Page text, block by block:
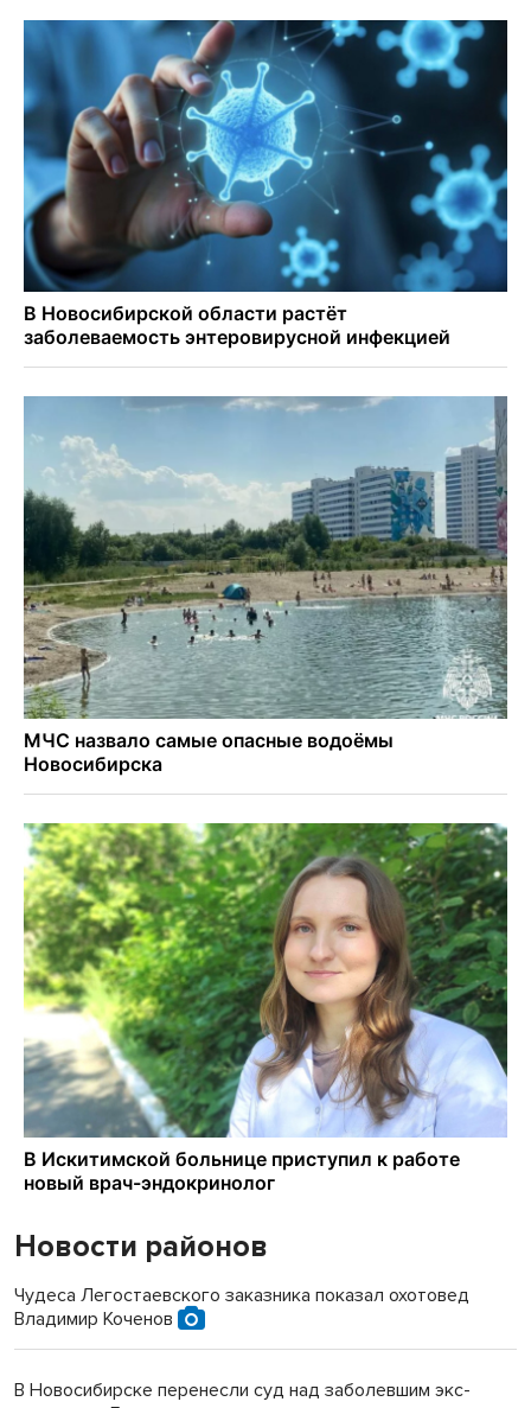
Новости районов
Чудеса Легостаевского заказника показал охотовед
Владимир Коченов
В Новосибирске перенесли суд над заболевшим экс-